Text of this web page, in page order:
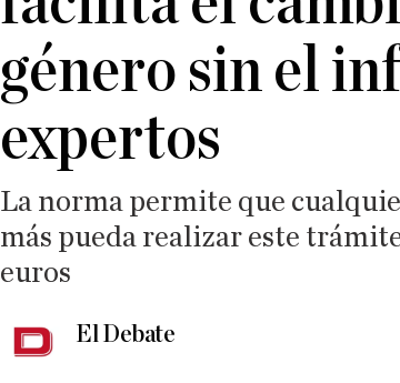
género sin el
expertos
La norma permite que
más pueda realizar este
euros
El Debate